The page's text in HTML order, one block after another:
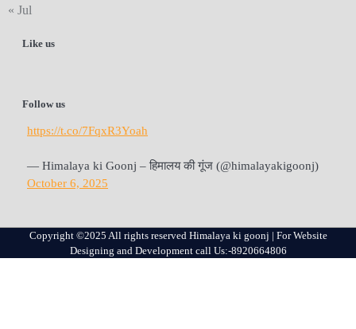
« Jul
Like us
Follow us
https://t.co/7FqxR3Yoah
— Himalaya ki Goonj – हिमालय की गूंज (@himalayakigoonj)
October 6, 2025
Copyright ©2025 All rights reserved Himalaya ki goonj | For Website
Designing and Development call Us:-8920664806